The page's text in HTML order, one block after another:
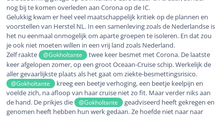
nog bij te komen overleden aan Corona op de IC.
Gelukkig kwam er heel veel maatschappelijk kritiek op de plannen en
voorstellen van Herstel NL. In een samenleving zoals de Nederlandse is
het nu eenmaal onmogelijk om aparte groepen te isoleren. En dat zou
je ook niet moeten willen in een vrij land zoals Nederland.
Zelf raakte
@Gokholtante
twee keer besmet met Corona. De laatste
keer afgelopen zomer, op een groot Oceaan-Cruise schip. Werkelijk de
aller gevaarlijkste plaats als het gaat om ziekte-besmettingsrisico.
@Gokholtante
kreeg een beetje verhoging, een beetje keelpijn en
voelde zich, na afloop van haar cruise niet zo fit. Maar verder niks aan
de hand. De prikjes die
@Gokholtante
geadviseerd heeft gekregen en
genomen heeft hebben hun werk gedaan. Ze hoefde niet naar naar